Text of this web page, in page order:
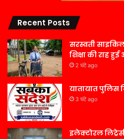
Recent Posts
सरस्वती
शिक्षा की राह
2 घंटे ago
यातायात
3 घंटे ago
इलेक्टोरल